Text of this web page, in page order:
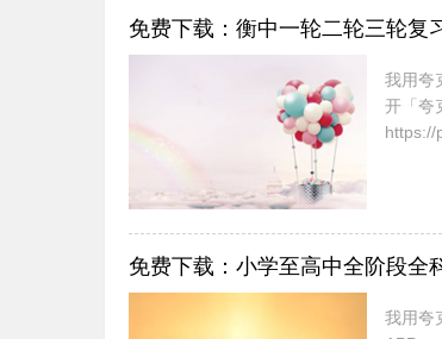
免费下载：衡中一轮二轮三轮复
我用夸
开「夸
https://
免费下载：小学至高中全阶段全
我用夸